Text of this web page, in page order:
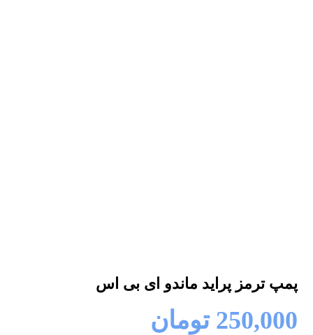
پمپ ترمز پراید ماندو ای بی اس
250,000 تومان